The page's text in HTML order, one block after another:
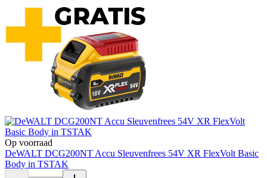
Op voorraad
DeWALT DCG200NT Accu Sleuvenfrees 54V XR FlexVolt Basic
Body in TSTAK